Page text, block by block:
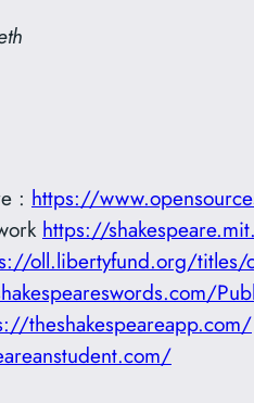
: https://
https://
oll.libertyfund.org/titles/
theshakespeareapp.com/